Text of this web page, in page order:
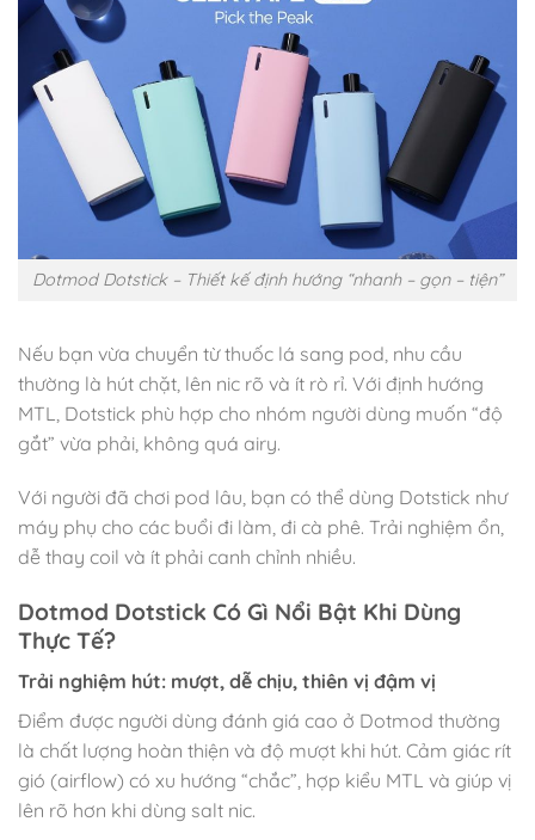
Dotmod Dotstick – Thiết kế định hướng “nhanh – gọn – tiện”
Nếu bạn vừa chuyển từ thuốc lá sang pod, nhu cầu
thường là hút chặt, lên nic rõ và ít rò rỉ. Với định hướng
MTL, Dotstick phù hợp cho nhóm người dùng muốn “độ
gắt” vừa phải, không quá airy.
Với người đã chơi pod lâu, bạn có thể dùng Dotstick như
máy phụ cho các buổi đi làm, đi cà phê. Trải nghiệm ổn,
dễ thay coil và ít phải canh chỉnh nhiều.
Dotmod Dotstick Có Gì Nổi Bật Khi Dùng
Thực Tế?
Trải nghiệm hút: mượt, dễ chịu, thiên vị đậm vị
Điểm được người dùng đánh giá cao ở Dotmod thường
là chất lượng hoàn thiện và độ mượt khi hút. Cảm giác rít
gió (airflow) có xu hướng “chắc”, hợp kiểu MTL và giúp vị
lên rõ hơn khi dùng salt nic.